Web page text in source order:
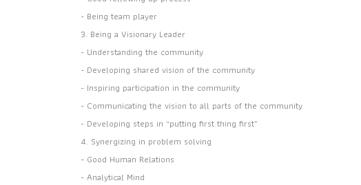
- Being team player
3. Being a Visionary Leader
- Understanding the community
- Developing shared vision of the community
- Inspiring participation in the community
- Communicating the vision to all parts of the community
- Developing steps in “putting first thing first”
4. Synergizing in problem solving
- Good Human Relations
- Analytical Mind